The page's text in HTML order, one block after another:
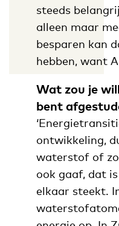
steeds
alleen maar
besparen kan
hebben, want
Wat zou je
bent
ontwikkeling,
waterstof of
ook gaaf, dat
elkaar steekt.